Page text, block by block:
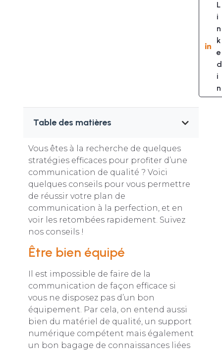
L
i
n
k
e
d
i
n
Table des matières
Vous êtes à la recherche de quelques
stratégies efficaces pour profiter d’une
communication de qualité ? Voici
quelques conseils pour vous permettre
de réussir votre plan de
communication à la perfection, et en
voir les retombées rapidement. Suivez
nos conseils !
Être bien équipé
Il est impossible de faire de la
communication de façon efficace si
vous ne disposez pas d’un bon
équipement. Par cela, on entend aussi
bien du matériel de qualité, un support
numérique compétent mais également
un bon bagage de connaissances liées